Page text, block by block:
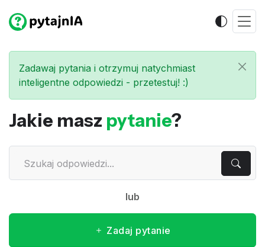
Zadawaj pytania i otrzymuj natychmiast
inteligentne odpowiedzi - przetestuj! :)
Jakie masz pytanie?
lub
Zadaj pytanie